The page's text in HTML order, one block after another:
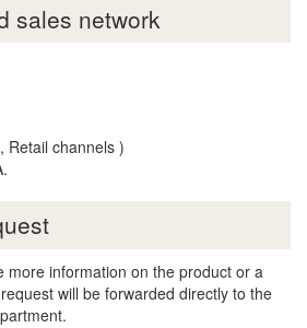
sales network
Retail channels )
more information on the product or a
will be forwarded directly to the